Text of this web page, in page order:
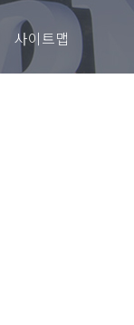
사이트맵